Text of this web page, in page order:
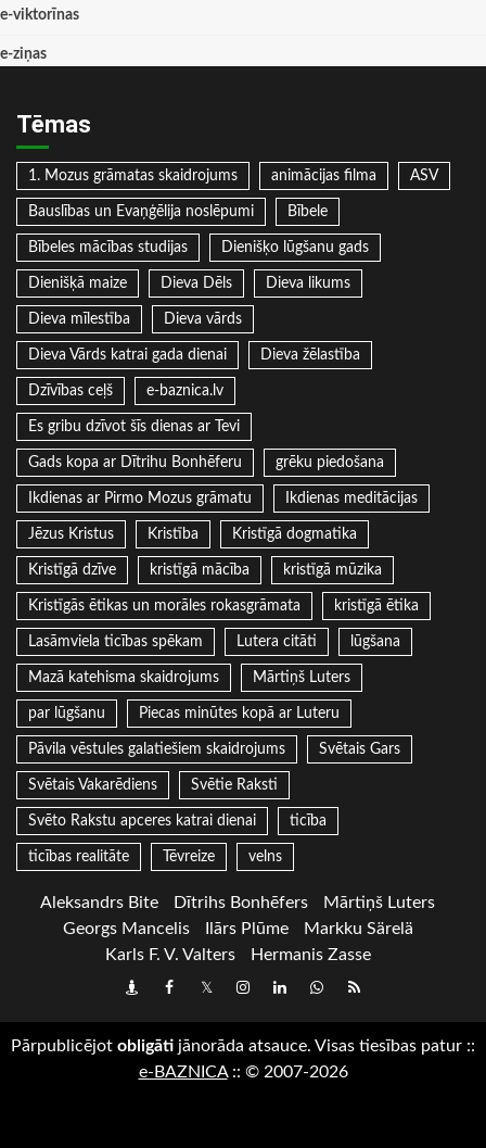
e-viktorīnas
e-ziņas
Tēmas
1. Mozus grāmatas skaidrojums animācijas filma ASV
Bauslības un Evaņģēlija noslēpumi Bībele
Bībeles mācības studijas Dienišķo lūgšanu gads
Dienišķā maize Dieva Dēls Dieva likums
Dieva mīlestība Dieva vārds
Dieva Vārds katrai gada dienai Dieva žēlastība
Dzīvības ceļš e-baznica.lv
Es gribu dzīvot šīs dienas ar Tevi
Gads kopa ar Dītrihu Bonhēferu grēku piedošana
Ikdienas ar Pirmo Mozus grāmatu Ikdienas meditācijas
Jēzus Kristus Kristība Kristīgā dogmatika
Kristīgā dzīve kristīgā mācība kristīgā mūzika
Kristīgās ētikas un morāles rokasgrāmata kristīgā ētika
Lasāmviela ticības spēkam Lutera citāti lūgšana
Mazā katehisma skaidrojums Mārtiņš Luters
par lūgšanu Piecas minūtes kopā ar Luteru
Pāvila vēstules galatiešiem skaidrojums Svētais Gars
Svētais Vakarēdiens Svētie Raksti
Svēto Rakstu apceres katrai dienai ticība
ticības realitāte Tēvreize velns
Aleksandrs Bite Dītrihs Bonhēfers
Mārtiņš Luters
Georgs Mancelis
Ilārs Plūme
Markku Särelä
Karls F. V. Valters
Hermanis Zasse
DraugiemFacebook
TwitterInstagram
LinkedInwhatsapp
RSS
Pārpublicējot obligāti jānorāda atsauce. Visas tiesības patur ::
e-BAZNICA:: © 2007-2026